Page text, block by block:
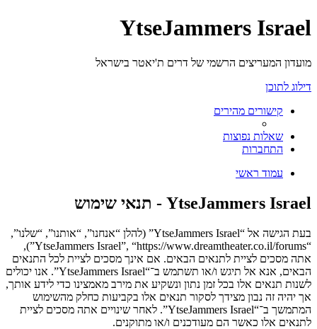
YtseJammers Israel
מועדון המעריצים הרשמי של דרים ת'יאטר בישראל
דילוג לתוכן
קישורים מהירים
שאלות נפוצות
התחברות
עמוד ראשי
YtseJammers Israel - תנאי שימוש
בעת הגישה אל “YtseJammers Israel” (להלן “אנחנו”, “אותנו”, “שלנו”,
“YtseJammers Israel”, “https://www.dreamtheater.co.il/forums”),
אתה מסכים לציית לתנאים הבאים. אם אינך מסכים לציית לכל התנאים
הבאים, אנא אל תיגש ו/או תשתמש ב־“YtseJammers Israel”. אנו יכולים
לשנות תנאים אלו בכל זמן נתון ונשקיע את מירב מאמצינו כדי לידע אותך,
אך יהיה זה נבון מצידך לסקור תנאים אלו בקביעות כחלק מהשימוש
המתמשך ב־“YtseJammers Israel”. לאחר שינויים אתה מסכים לציית
לתנאים אלו כאשר הם מעודכנים ו/או מתוקנים.